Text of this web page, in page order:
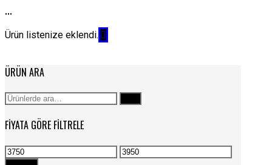
...
Ürün listenize eklendi.
ÜRÜN ARA
Ara:
FIYATA GÖRE FILTRELE
En
düşük
En
yüksek